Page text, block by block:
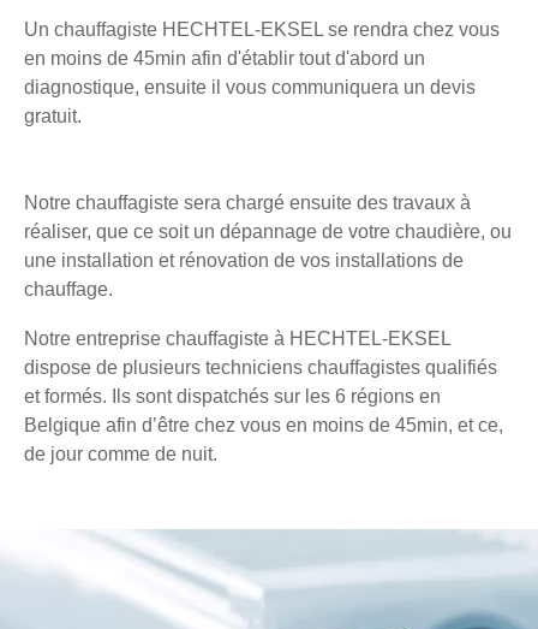
Un chauffagiste HECHTEL-EKSEL se rendra chez vous
en moins de 45min afin d'établir tout d'abord un
diagnostique, ensuite il vous communiquera un devis
gratuit.
Notre chauffagiste sera chargé ensuite des travaux à
réaliser, que ce soit un dépannage de votre chaudière, ou
une installation et rénovation de vos installations de
chauffage.
Notre entreprise chauffagiste à HECHTEL-EKSEL
dispose de plusieurs techniciens chauffagistes qualifiés
et formés. Ils sont dispatchés sur les 6 régions en
Belgique afin d’être chez vous en moins de 45min, et ce,
de jour comme de nuit.